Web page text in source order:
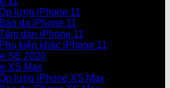
lưng iPhone 11
Bao da iPhone 11
dán iPhone 11
Phụ kiện khác iPhone 11
SE 2020
XS Max
lưng iPhone XS Max